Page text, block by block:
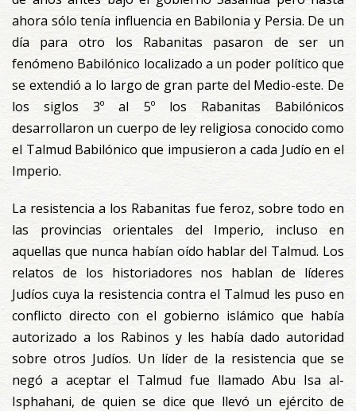
ahora sólo tenía influencia en Babilonia y Persia. De un
día para otro los Rabanitas pasaron de ser un
fenómeno Babilónico localizado a un poder político que
se extendió a lo largo de gran parte del Medio-este. De
los siglos 3º al 5º los Rabanitas Babilónicos
desarrollaron un cuerpo de ley religiosa conocido como
el Talmud Babilónico que impusieron a cada Judío en el
Imperio.
La resistencia a los Rabanitas fue feroz, sobre todo en
las provincias orientales del Imperio, incluso en
aquellas que nunca habían oído hablar del Talmud. Los
relatos de los historiadores nos hablan de líderes
Judíos cuya la resistencia contra el Talmud les puso en
conflicto directo con el gobierno islámico que había
autorizado a los Rabinos y les había dado autoridad
sobre otros Judíos. Un líder de la resistencia que se
negó a aceptar el Talmud fue llamado Abu Isa al-
Isphahani, de quien se dice que llevó un ejército de